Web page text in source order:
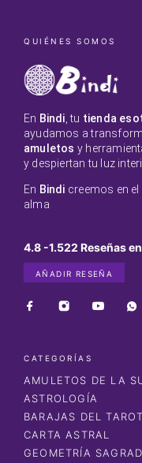
QUIÉNES SOMOS
En Bindi , tu tienda
ayudamos a
amuletos y
y despiertan tu luz
En Bindi creemos en el
alma
4.8 -1.522 Reseñas
AÑADIR RESEÑA
CATEGORÍAS
AMULETOS DE LA
ASTROLOGÍA
BARAJAS DEL TAROT
CARTA ASTRAL
GEOMETRÍA